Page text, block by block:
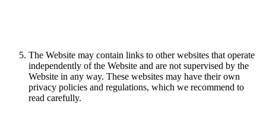
The Website may contain links to other websites that operate
independently of the Website and are not supervised by the
Website in any way. These websites may have their own
privacy policies and regulations, which we recommend to
read carefully.